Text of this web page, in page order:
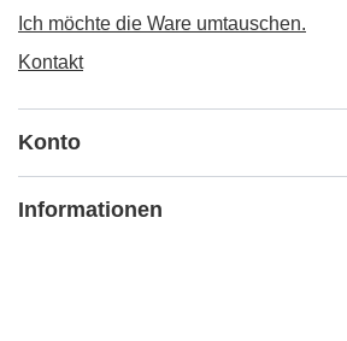
Ich möchte die Ware umtauschen.
Kontakt
Konto
Informationen